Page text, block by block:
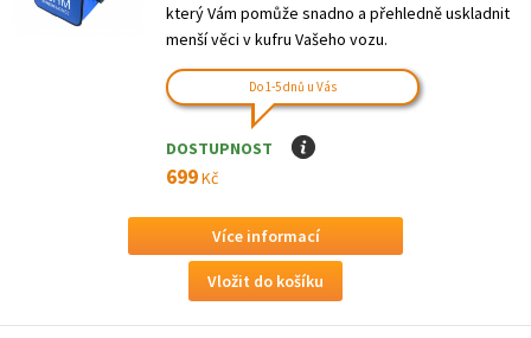
který Vám pomůže snadno a přehledně uskladnit
menší věci v kufru Vašeho vozu.
Do 1-5 dnů u Vás
DOSTUPNOST I
699Kč
Více informací